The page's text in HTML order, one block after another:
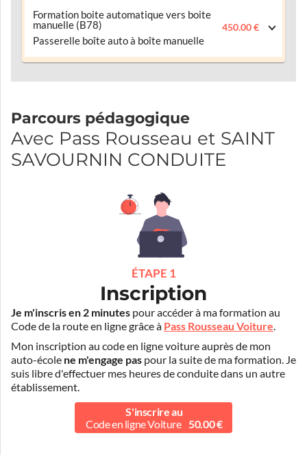
Formation boite automatique vers boite
manuelle (B78)
Passerelle boîte auto à boîte manuelle
450.00 €
Parcours pédagogique
Avec Pass Rousseau et SAINT
SAVOURNIN CONDUITE
ÉTAPE 1
Inscription
Je m'inscris en 2 minutes pour accéder à ma formation au
Code de la route en ligne grâce à Pass Rousseau Voiture.
Mon inscription au code en ligne voiture auprès de mon
auto-école ne m'engage pas pour la suite de ma formation. Je
suis libre d'effectuer mes heures de conduite dans un autre
établissement.
S'inscrire au
Code en ligne Voiture 50.00 €